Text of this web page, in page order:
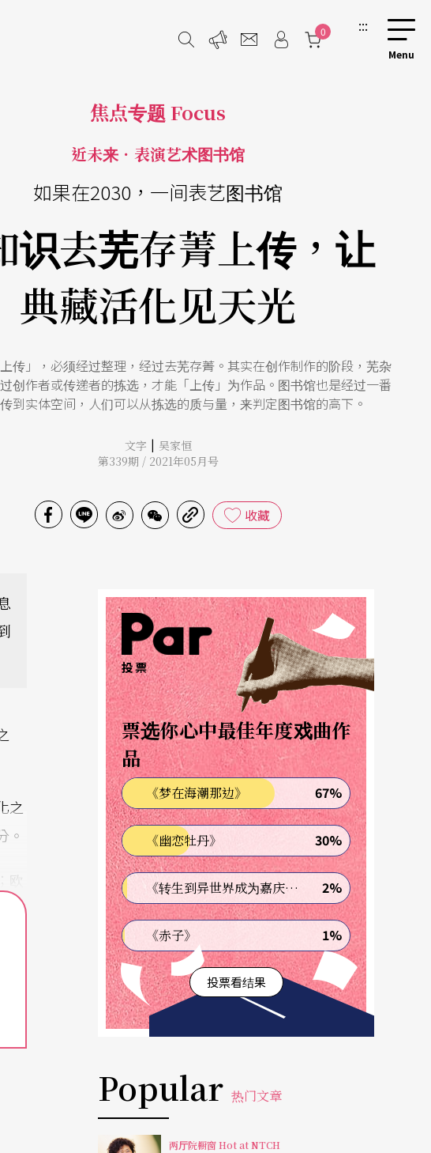
0 :::
焦点专题 Focus
近未来．表演艺术图书馆
如果在2030，一间表艺图书馆
识去芜存菁上传，让
典藏活化见天光
传」，必须经过整理，经过去芜存菁。其实在创作制作的阶段，芜杂
创作者或传递者的拣选，才能「上传」为作品。图书馆也是经过一番
到实体空间，人们可以从拣选的质与量，来判定图书馆的高下。
文字 | 吴家恒
第339期 / 2021年05月号
收藏
之
。
欧
稳
投票
票选你心中最佳年度戏曲作
品
《梦在海潮那边》 67%
《幽恋牡丹》 30%
《转生到异世界成为嘉庆君—发现我的祖先是诈骗集团!?》 2%
《赤子》 1%
投票看结果
Popular 热门文章
两厅院橱窗 Hot at NTCH